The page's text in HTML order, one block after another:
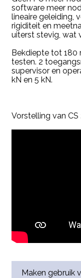
software meer
lineaire geleiding,
rigiditeit en
uiterst stevig, wat
Bekdiepte tot 180
testen. 2
supervisor en
kN en 5 kN.
Vorstelling van CS
Maken gebruik